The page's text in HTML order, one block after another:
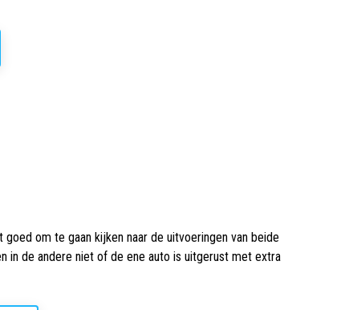
om te gaan kijken naar de uitvoeringen van beide
in de andere niet of de ene auto is uitgerust met extra